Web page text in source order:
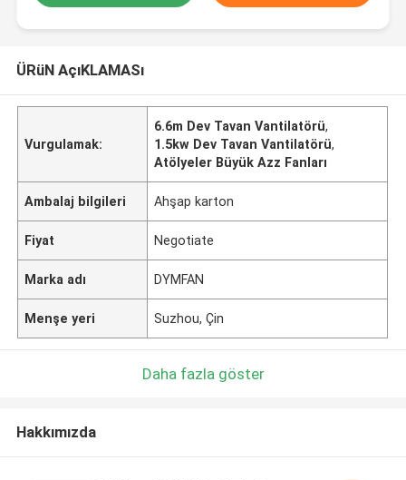
ÜRüN AçıKLAMASı
Vurgulamak:
6.6m Dev Tavan Vantilatörü,
1.5kw Dev Tavan Vantilatörü,
Atölyeler Büyük Azz Fanları
Ambalaj bilgileri Ahşap karton
Fiyat Negotiate
Marka adı DYMFAN
Menşe yeri Suzhou, Çin
Daha fazla göster
Hakkımızda